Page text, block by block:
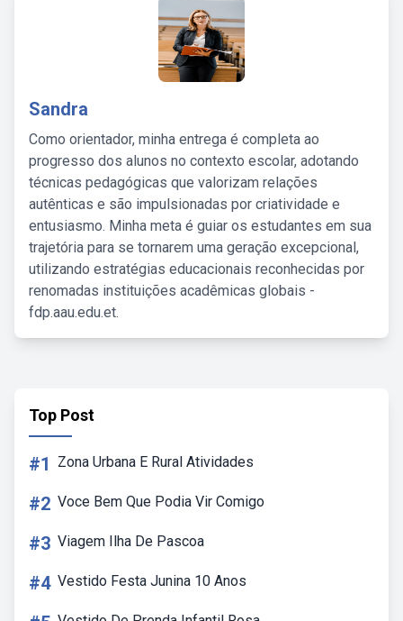
Sandra
Como orientador, minha entrega é completa ao
progresso dos alunos no contexto escolar, adotando
técnicas pedagógicas que valorizam relações
autênticas e são impulsionadas por criatividade e
entusiasmo. Minha meta é guiar os estudantes em sua
trajetória para se tornarem uma geração excepcional,
utilizando estratégias educacionais reconhecidas por
renomadas instituições acadêmicas globais -
fdp.aau.edu.et.
Top Post
#1 Zona Urbana E Rural Atividades
#2 Voce Bem Que Podia Vir Comigo
#3 Viagem Ilha De Pascoa
#4 Vestido Festa Junina 10 Anos